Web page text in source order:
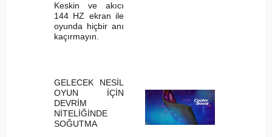
Keskin ve akıcı
144 HZ ekran ile
oyunda hiçbir anı
kaçırmayın.
GELECEK NESİL
OYUN İÇİN
DEVRİM
NİTELİĞİNDE
SOĞUTMA